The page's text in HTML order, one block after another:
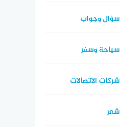
سؤال وجواب
سياحة وسفر
شركات الاتصالات
شعر